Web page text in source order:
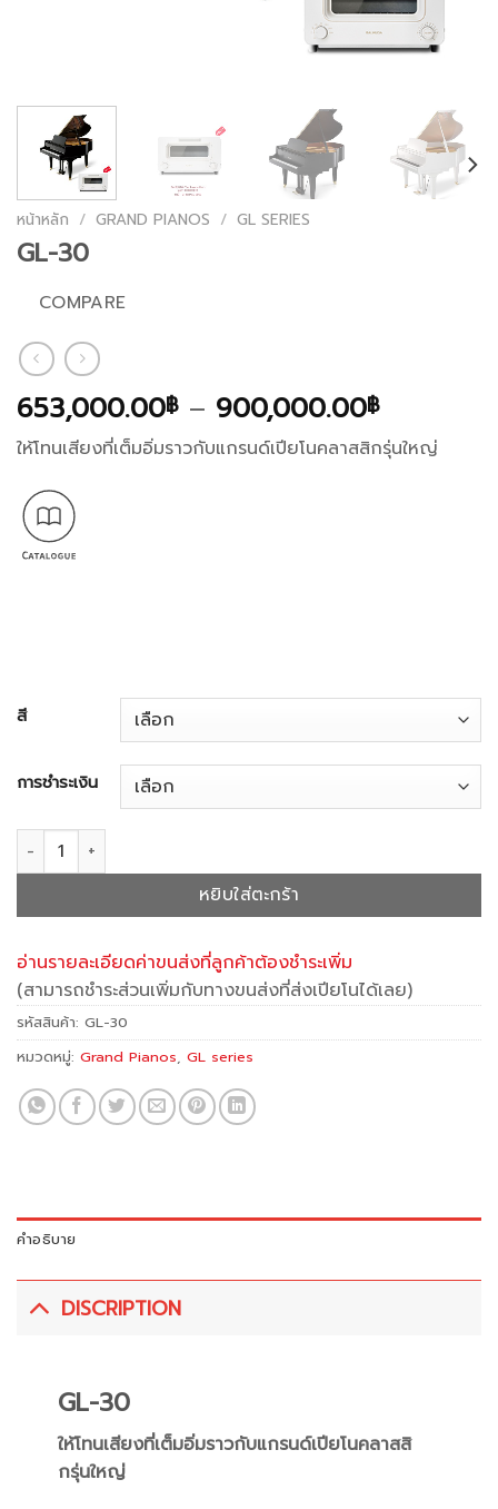
หน้าหลัก / GRAND PIANOS / GL SERIES
GL-30
COMPARE
653,000.00฿ – 900,000.00฿Price
range:
ให้โทนเสียงที่เต็มอิ่มราวกับแกรนด์เปียโนคลาสสิกรุ่นใหญ่
สี
การชำระเงิน
จำนวน GL-30 ชิ้น
หยิบใส่ตะกร้า
อ่านรายละเอียดค่าขนส่งที่ลูกค้าต้องชำระเพิ่ม
(สามารถชำระส่วนเพิ่มกับทางขนส่งที่ส่งเปียโนได้เลย)
รหัสสินค้า: GL-30
หมวดหมู่: Grand Pianos, GL series
คำอธิบาย
DISCRIPTION
GL-30
ให้โทนเสียงที่เต็มอิ่มราวกับแกรนด์เปียโนคลาสสิ
กรุ่นใหญ่